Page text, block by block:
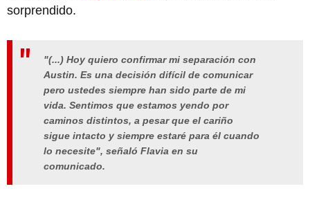
sorprendido.
"(...) Hoy quiero confirmar mi separación con
Austin. Es una decisión difícil de comunicar
pero ustedes siempre han sido parte de mi
vida. Sentimos que estamos yendo por
caminos distintos, a pesar que el cariño
sigue intacto y siempre estaré para él cuando
lo necesite", señaló Flavia en su
comunicado.